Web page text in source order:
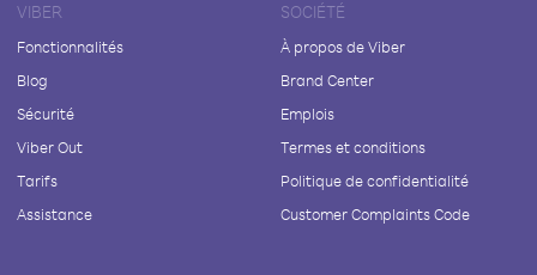
VIBER
Fonctionnalités
Blog
Sécurité
Viber Out
Tarifs
Assistance
SOCIÉTÉ
À propos de Viber
Brand Center
Emplois
Termes et conditions
Politique de confidentialité
Customer Complaints Code